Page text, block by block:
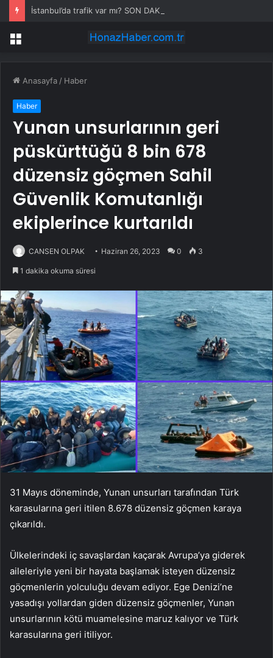
Menü
Anasayfa / Haber
Haber
Yunan unsurlarının geri
püskürttüğü 8 bin 678
düzensiz göçmen Sahil
Güvenlik Komutanlığı
ekiplerince kurtarıldı
CANSEN OLPAK Haziran 26, 2023 0 3
1 dakika okuma süresi
31 Mayıs döneminde, Yunan unsurları tarafından Türk
karasularına geri itilen 8.678 düzensiz göçmen karaya
çıkarıldı.
Ülkelerindeki iç savaşlardan kaçarak Avrupa’ya giderek
aileleriyle yeni bir hayata başlamak isteyen düzensiz
göçmenlerin yolculuğu devam ediyor. Ege Denizi’ne
yasadışı yollardan giden düzensiz göçmenler, Yunan
unsurlarının kötü muamelesine maruz kalıyor ve Türk
karasularına geri itiliyor.